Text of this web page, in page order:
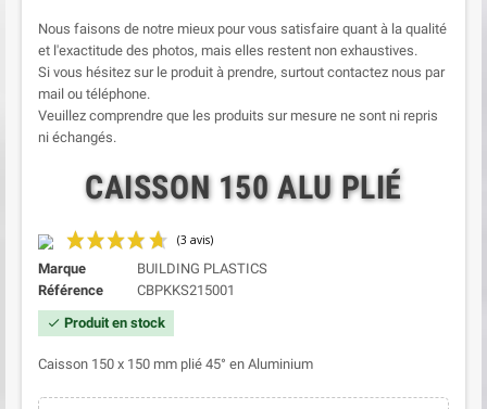
Nous faisons de notre mieux pour vous satisfaire quant à la qualité
et l'exactitude des photos, mais elles restent non exhaustives.
Si vous hésitez sur le produit à prendre, surtout contactez nous par
mail ou téléphone.
Veuillez comprendre que les produits sur mesure ne sont ni repris
ni échangés.
CAISSON 150 ALU PLIÉ
Marque
BUILDING PLASTICS
Référence
CBPKKS215001
check Produit en stock
Caisson 150 x 150 mm plié 45° en Aluminium